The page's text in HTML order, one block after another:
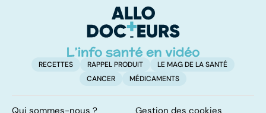
RECETTES RAPPEL PRODUIT
LE MAG DE LA SANTÉ
CANCER
MÉDICAMENTS